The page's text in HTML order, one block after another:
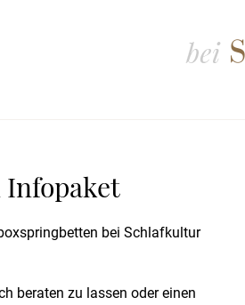
bei Schlafkultur
beraten zu lassen oder einen